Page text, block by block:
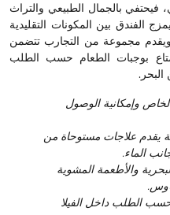
بالجمال الطبيعي والتراث
الفندق بين المكونات التقليدية
ويقدم مجموعة من التجارب تتضمن
بوجبات الطعام حسب الطلب
وإمكانية الوصول
يقدم علاجات مستوحاة من
الماء.
والأطعمة المشوية
حسب الطلب داخل الفيلا